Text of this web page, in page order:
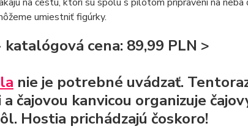
umiestniť figúrky.
katalógová cena: 89,99 PLN >
nie je potrebné uvádzať.
a čajovou kanvicou organizuje
Hostia prichádzajú čoskoro!